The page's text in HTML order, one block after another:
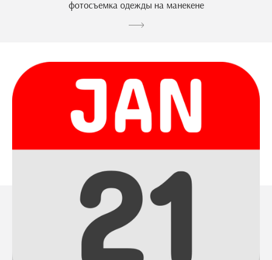
фотосъемка одежды на манекене